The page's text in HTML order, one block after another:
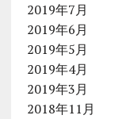
2019年7月
2019年6月
2019年5月
2019年4月
2019年3月
2018年11月